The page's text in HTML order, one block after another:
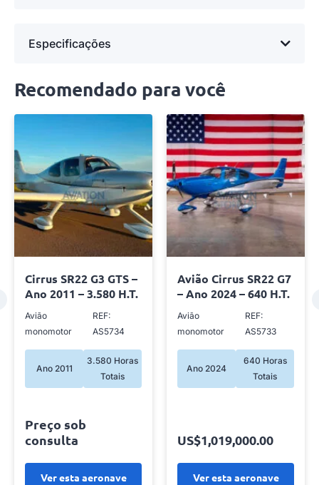
Especificações
Recomendado para você
Cirrus SR22 G3 GTS –
Ano 2011 – 3.580 H.T.
Avião
monomotor
REF:
AS5734
Ano 2011
3.580 Horas
Totais
Ver esta aeronave
Preço sob
consulta
Avião Cirrus SR22 G7
– Ano 2024 – 640 H.T.
Avião
monomotor
REF:
AS5733
Ano 2024
640 Horas
Totais
Ver esta aeronave
US$1,019,000.00